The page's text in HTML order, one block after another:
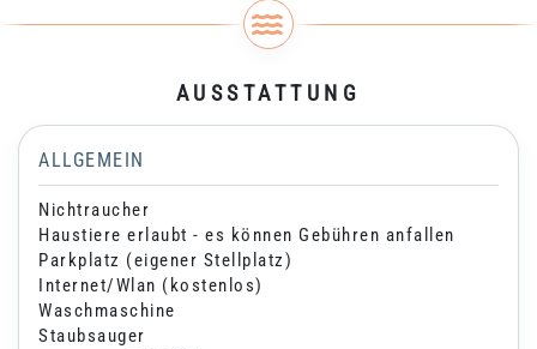
AUSSTATTUNG
ALLGEMEIN
Nichtraucher
Haustiere erlaubt - es können Gebühren anfallen
Parkplatz (eigener Stellplatz)
Internet/Wlan (kostenlos)
Waschmaschine
Staubsauger